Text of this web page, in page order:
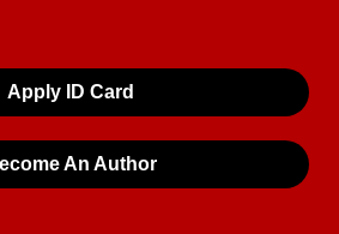
Apply ID Card
An Author